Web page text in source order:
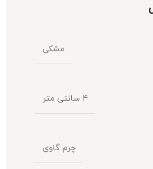
مشکی
4 سانتی متر
چرم گاوی